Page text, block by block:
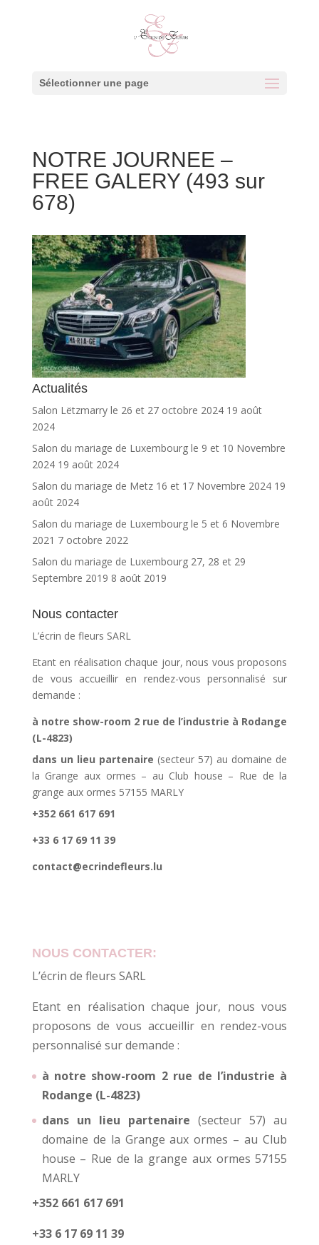
Sélectionner une page
NOTRE JOURNEE –
FREE GALERY (493 sur
678)
Actualités
Salon Lëtzmarry le 26 et 27 octobre 2024 19 août
2024
Salon du mariage de Luxembourg le 9 et 10 Novembre
2024 19 août 2024
Salon du mariage de Metz 16 et 17 Novembre 2024 19
août 2024
Salon du mariage de Luxembourg le 5 et 6 Novembre
2021 7 octobre 2022
Salon du mariage de Luxembourg 27, 28 et 29
Septembre 2019 8 août 2019
Nous contacter
L’écrin de fleurs SARL
Etant en réalisation chaque jour, nous vous proposons
de vous accueillir en rendez-vous personnalisé sur
demande :
à notre show-room 2 rue de l’industrie à Rodange
(L-4823)
dans un lieu partenaire (secteur 57) au domaine de
la Grange aux ormes – au Club house – Rue de la
grange aux ormes 57155 MARLY
+352 661 617 691
+33 6 17 69 11 39
contact@ecrindefleurs.lu
NOUS CONTACTER:
L’écrin de fleurs SARL
Etant en réalisation chaque jour, nous vous
proposons de vous accueillir en rendez-vous
personnalisé sur demande :
à notre show-room 2 rue de l’industrie à
Rodange (L-4823)
dans un lieu partenaire (secteur 57) au
domaine de la Grange aux ormes – au Club
house – Rue de la grange aux ormes 57155
MARLY
+352 661 617 691
+33 6 17 69 11 39